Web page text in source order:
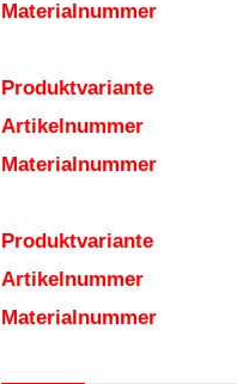
Materialnummer
Produktvariante
Artikelnummer
Materialnummer
Produktvariante
Artikelnummer
Materialnummer